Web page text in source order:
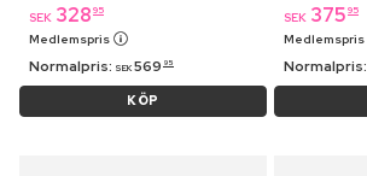
SEK 328 95
Medlemspris
Normalpris: SEK 569 95
KÖP
SEK 375 95
Medlemspris
Normalpris: